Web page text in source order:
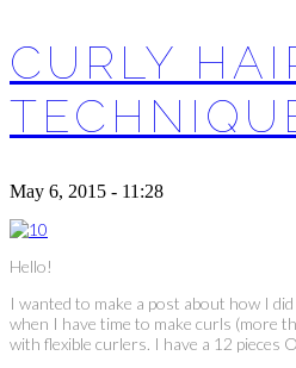
CURLY
May 6, 2015 - 11:28
Hello!
I wanted to make a post about how I
when I have time to make curls (more
with flexible curlers. I have a 12 pieces